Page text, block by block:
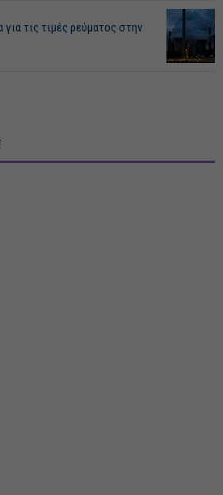
τις τιμές ρεύματος στην